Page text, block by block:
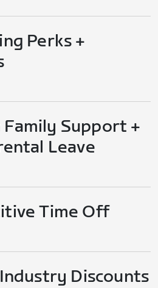
Perks +
Support +
Leave
Time Off
Discounts